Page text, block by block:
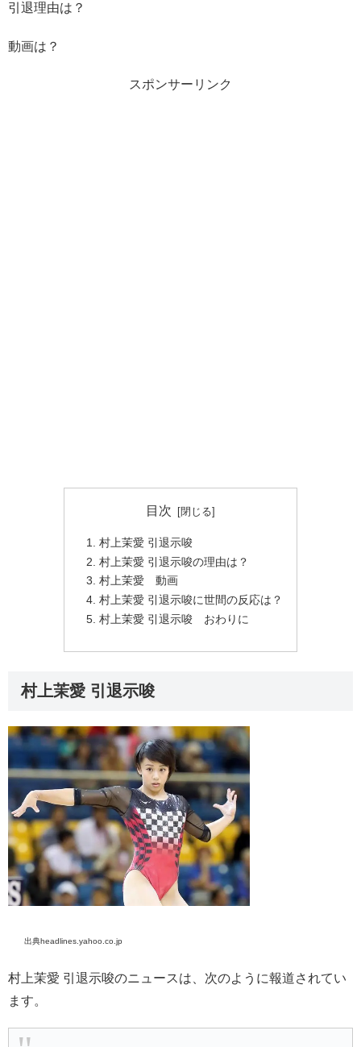
引退理由は？
動画は？
スポンサーリンク
目次
村上茉愛 引退示唆
村上茉愛 引退示唆の理由は？
村上茉愛 動画
村上茉愛 引退示唆に世間の反応は？
村上茉愛 引退示唆 おわりに
村上茉愛 引退示唆
出典headlines.yahoo.co.jp
村上茉愛 引退示唆のニュースは、次のように報道されてい
ます。